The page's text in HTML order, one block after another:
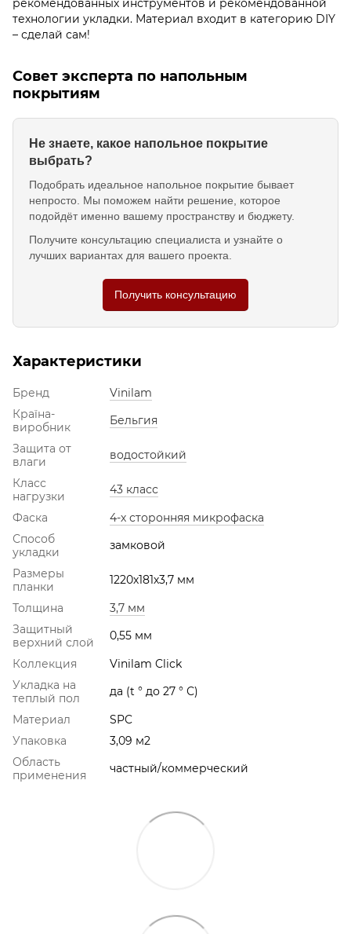
технологии укладки. Материал входит в категорию DIY
– сделай сам!
Совет эксперта по напольным
покрытиям
Не знаете, какое напольное покрытие
выбрать?
Подобрать идеальное напольное покрытие бывает
непросто. Мы поможем найти решение, которое
подойдёт именно вашему пространству и бюджету.
Получите консультацию специалиста и узнайте о
лучших вариантах для вашего проекта.
Получить консультацию
Характеристики
Бренд
Vinilam
Країна-
виробник
Бельгия
Защита от
влаги
водостойкий
Класс
нагрузки
43 класс
Фаска
4-х сторонняя микрофаска
Способ
укладки
замковой
Размеры
планки
1220х181х3,7 мм
Толщина
3,7 мм
Защитный
верхний слой
0,55 мм
Коллекция
Vinilam Click
Укладка на
теплый пол
да (t ° до 27 ° С)
Материал
SPC
Упаковка
3,09 м2
Область
применения
частный/коммерческий